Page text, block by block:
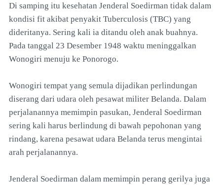
Di samping itu kesehatan Jenderal Soedirman tidak dalam
kondisi fit akibat penyakit Tuberculosis (TBC) yang
dideritanya. Sering kali ia ditandu oleh anak buahnya.
Pada tanggal 23 Desember 1948 waktu meninggalkan
Wonogiri menuju ke Ponorogo.
Wonogiri tempat yang semula dijadikan perlindungan
diserang dari udara oleh pesawat militer Belanda. Dalam
perjalanannya memimpin pasukan, Jenderal Soedirman
sering kali harus berlindung di bawah pepohonan yang
rindang, karena pesawat udara Belanda terus mengintai
arah perjalanannya.
Jenderal Soedirman dalam memimpin perang gerilya juga